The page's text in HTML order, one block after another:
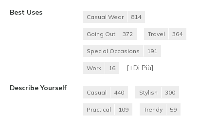
Best Uses
Casual Wear 814
Going Out 372 Travel 364
Special Occasions 191
Work 16 [+Di Più]
Describe Yourself
Casual 440 Stylish 300
Practical 109 Trendy 59